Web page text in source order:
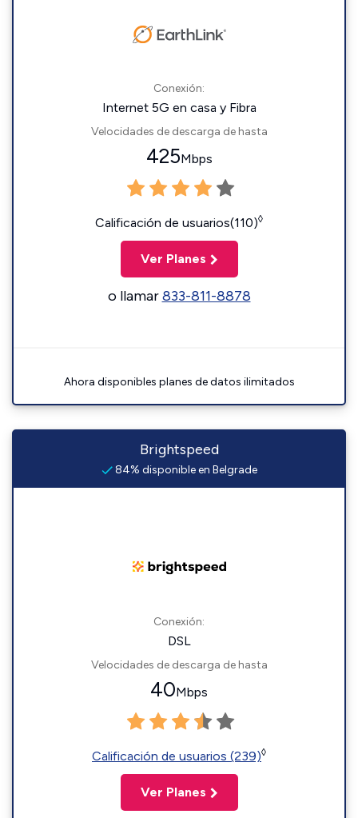
Conexión:
Internet 5G en casa y Fibra
Velocidades de descarga de hasta
425Mbps
Calificación de usuarios(110)◊
Ver Planes
o llamar833-811-8878
Ahora disponibles planes de datos ilimitados
Brightspeed
84% disponible en Belgrade
Conexión:
DSL
Velocidades de descarga de hasta
40Mbps
Calificación de usuarios (239)◊
Ver Planes